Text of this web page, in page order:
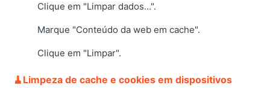
Clique em "Limpar dados…".
Marque "Conteúdo da web em cache".
Clique em "Limpar".
🧹Limpeza de cache e cookies em dispositivos